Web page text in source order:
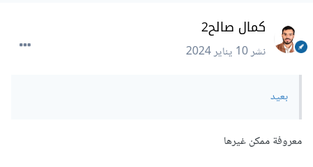
كمال صالح2
نشر10 يناير 2024
بعيد
معروفة ممكن غيرها